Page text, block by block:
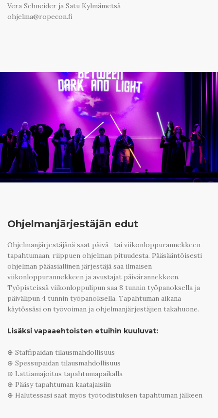
Vera Schneider ja Satu Kylmämetsä
ohjelma@ropecon.fi
Ohjelmanjärjestäjän edut
Ohjelmanjärjestäjänä saat päivä- tai viikonloppurannekkeen
tapahtumaan, riippuen ohjelman pituudesta. Pääsääntöisesti
ohjelman pääasiallinen järjestäjä saa ilmaisen
viikonloppurannekkeen ja avustajat päivärannekkeen.
Työpisteissä viikonloppulipun saa 8 tunnin työpanoksella ja
päivälipun 4 tunnin työpanoksella. Tapahtuman aikana
käytössäsi on työvoiman ja ohjelmanjärjestäjien takahuone.
Lisäksi vapaaehtoisten etuihin kuuluvat:
⊕ Staffipaidan tilausmahdollisuus
⊕ Spessupaidan tilausmahdollisuus
⊕ Lattiamajoitus tapahtumapaikalla
⊕ Pääsy tapahtuman kaatajaisiin
⊕ Halutessasi saat myös työtodistuksen tapahtuman jälkeen